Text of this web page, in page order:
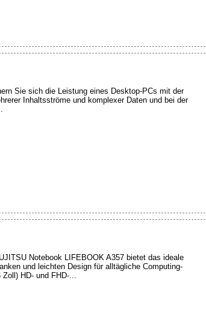
Sie sich die Leistung eines Desktop-PCs mit der
Inhaltsströme und komplexer Daten und bei der
Notebook LIFEBOOK A357 bietet das ideale
und leichten Design für alltägliche Computing-
HD- und FHD-...